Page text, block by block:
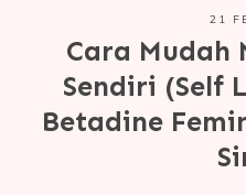
21
Cara Mudah
Sendiri (Self
Betadine